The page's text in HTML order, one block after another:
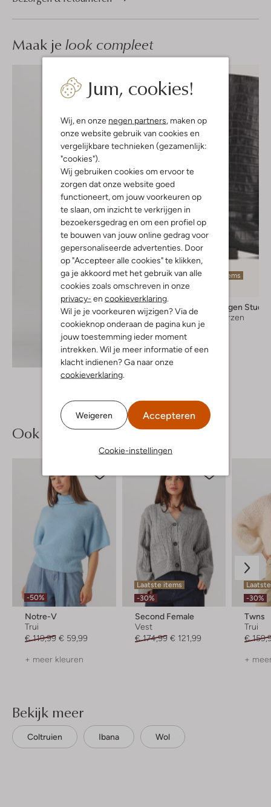
Jum, cookies!
Wij, en onze negen partners, maken op
onze website gebruik van cookies en
vergelijkbare technieken (gezamenlijk:
"cookies").
Wij gebruiken cookies om ervoor te
zorgen dat onze website goed
functioneert, om jouw voorkeuren op
te slaan, om inzicht te verkrijgen in
bezoekersgedrag en om een profiel op
te bouwen van jouw online gedrag voor
gepersonaliseerde advertenties. Door
op "Accepteer alle cookies" te klikken,
ga je akkoord met het gebruik van alle
cookies zoals omschreven in onze
privacy- en cookieverklaring.
Wil je je voorkeuren wijzigen? Via de
cookieknop onderaan de pagina kun je
jouw toestemming ieder moment
intrekken. Wil je meer informatie of een
klacht indienen? Ga naar onze
cookieverklaring.
Weigeren Accepteren
Cookie-instellingen
Maak je look compleet
Ontdek de look
Laatste items
Copenhagen
Hoge laarzen
€ 359,99
Ook iets voor jou?
-50%
Notre-V
Trui
€ 119,99 € 59,99
+ meer kleuren
Laatste items
-30%
Second Female
Vest
€ 174,99 € 121,99
-30%
Twns
Trui
€
+
Bekijk meer
Coltruien Ibana Wol